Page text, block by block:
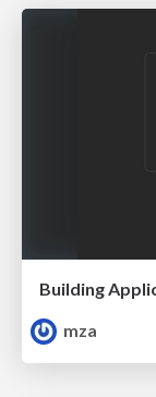
Building
mza